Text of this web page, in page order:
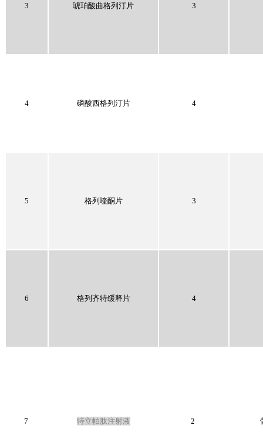
3 琥珀酸曲格列汀片 3
4 磷酸西格列汀片 4
5 格列喹酮片 3
6 格列齐特缓释片 4
7 特立帕肽注射液 2